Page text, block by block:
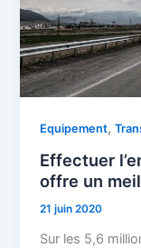
Equipement,
Effectuer
offre un
21 juin 2020
Sur les 5,6